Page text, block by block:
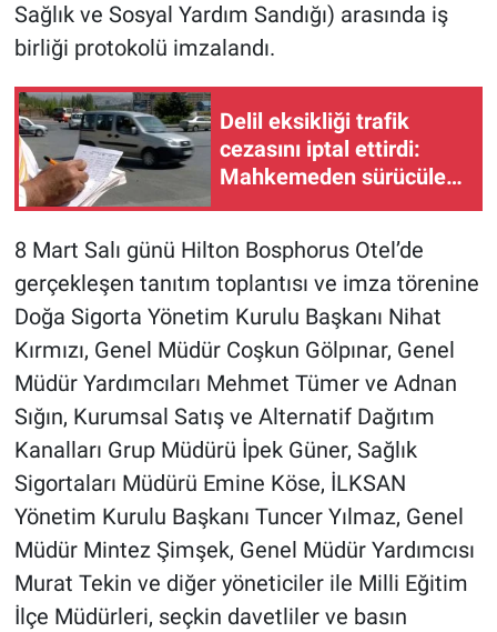
Sağlık ve Sosyal Yardım Sandığı) arasında iş
birliği protokolü imzalandı.
Delil eksikliği trafik
cezasını iptal ettirdi:
Mahkemeden sürücüler
için emsal niteliğinde
8 Mart Salı günü Hilton Bosphorus Otel’de
gerçekleşen tanıtım toplantısı ve imza törenine
Doğa Sigorta Yönetim Kurulu Başkanı Nihat
Kırmızı, Genel Müdür Coşkun Gölpınar, Genel
Müdür Yardımcıları Mehmet Tümer ve Adnan
Sığın, Kurumsal Satış ve Alternatif Dağıtım
Kanalları Grup Müdürü İpek Güner, Sağlık
Sigortaları Müdürü Emine Köse, İLKSAN
Yönetim Kurulu Başkanı Tuncer Yılmaz, Genel
Müdür Mintez Şimşek, Genel Müdür Yardımcısı
Murat Tekin ve diğer yöneticiler ile Milli Eğitim
İlçe Müdürleri, seçkin davetliler ve basın